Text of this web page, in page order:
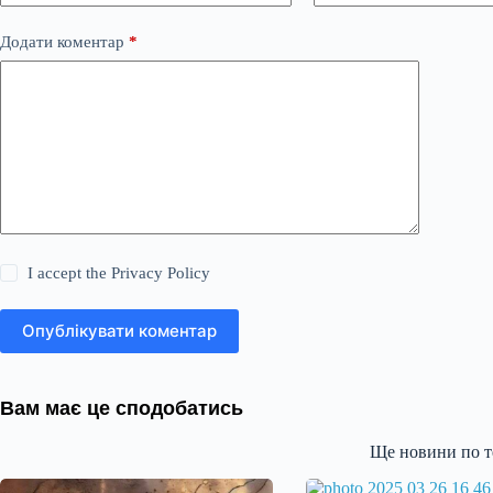
Додати коментар *
I accept thePrivacy Policy
Опублікувати коментар
Вам має це сподобатись
Ще новини по